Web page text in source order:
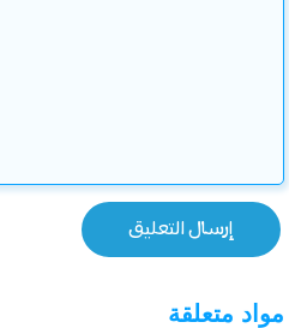
مواد متعلقة